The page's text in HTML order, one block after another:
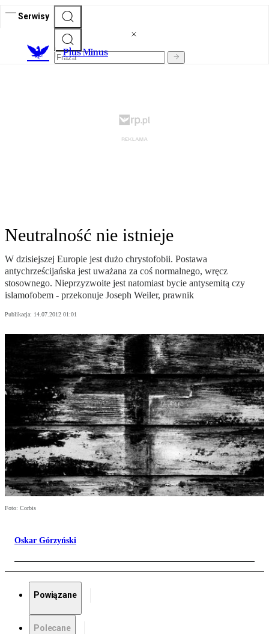
Serwisy
Plus Minus
Neutralność nie istnieje
W dzisiejszej Europie jest dużo chrystofobii. Postawa
antychrześcijańska jest uważana za coś normalnego, wręcz
stosownego. Nieprzyzwoite jest natomiast bycie antysemitą czy
islamofobem - przekonuje Joseph Weiler, prawnik
Publikacja: 14.07.2012 01:01
Foto: Corbis
Oskar Górzyński
Powiązane
Polecane